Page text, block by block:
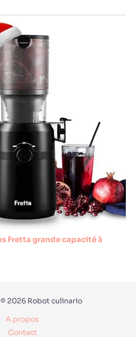
Fretta grande capacité à
2026 Robot culinario
A propos
Contact